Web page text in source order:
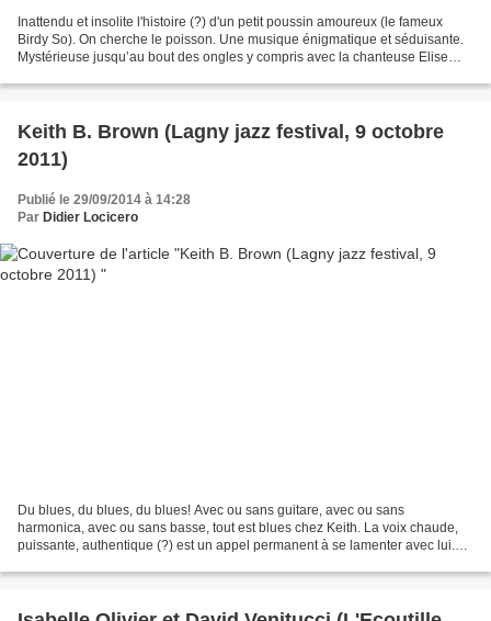
Inattendu et insolite l'histoire (?) d'un petit poussin amoureux (le fameux
Birdy So). On cherche le poisson. Une musique énigmatique et séduisante.
Mystérieuse jusqu’au bout des ongles y compris avec la chanteuse Elise
Keith B. Brown (Lagny jazz festival, 9 octobre
2011)
Publié le 29/09/2014 à 14:28
Par Didier Locicero
Du blues, du blues, du blues! Avec ou sans guitare, avec ou sans
harmonica, avec ou sans basse, tout est blues chez Keith. La voix chaude,
puissante, authentique (?) est un appel permanent à se lamenter avec lui.